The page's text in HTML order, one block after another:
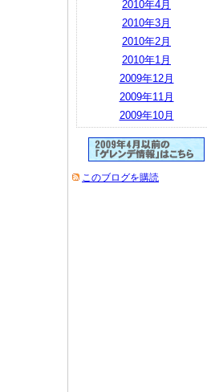
2010年4月
2010年3月
2010年2月
2010年1月
2009年12月
2009年11月
2009年10月
このブログを購読